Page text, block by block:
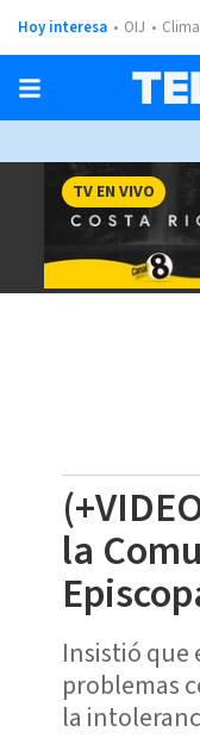
Hoy interesa OIJ Clima
TV EN VIVO
la
Insistió que
problemas
la